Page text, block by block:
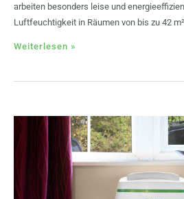
arbeiten besonders leise und
Luftfeuchtigkeit in Räumen von bis zu 42
Weiterlesen »